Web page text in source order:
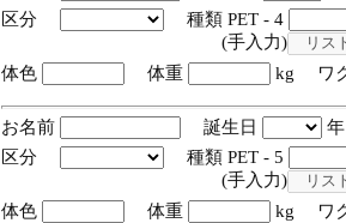
区分
種類 PET - 4
(手入力)
体色
体重 kg ワ
お名前 誕生日
区分
種類 PET - 5
(手入力)
体色
体重 kg ワ